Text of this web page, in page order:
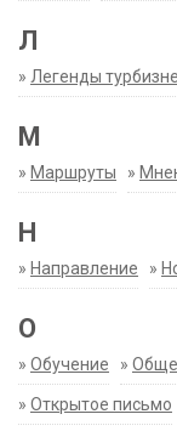
Л
» Легенды
М
» Маршруты »
Н
» Направление »
О
» Обучение »
» Открытое письмо